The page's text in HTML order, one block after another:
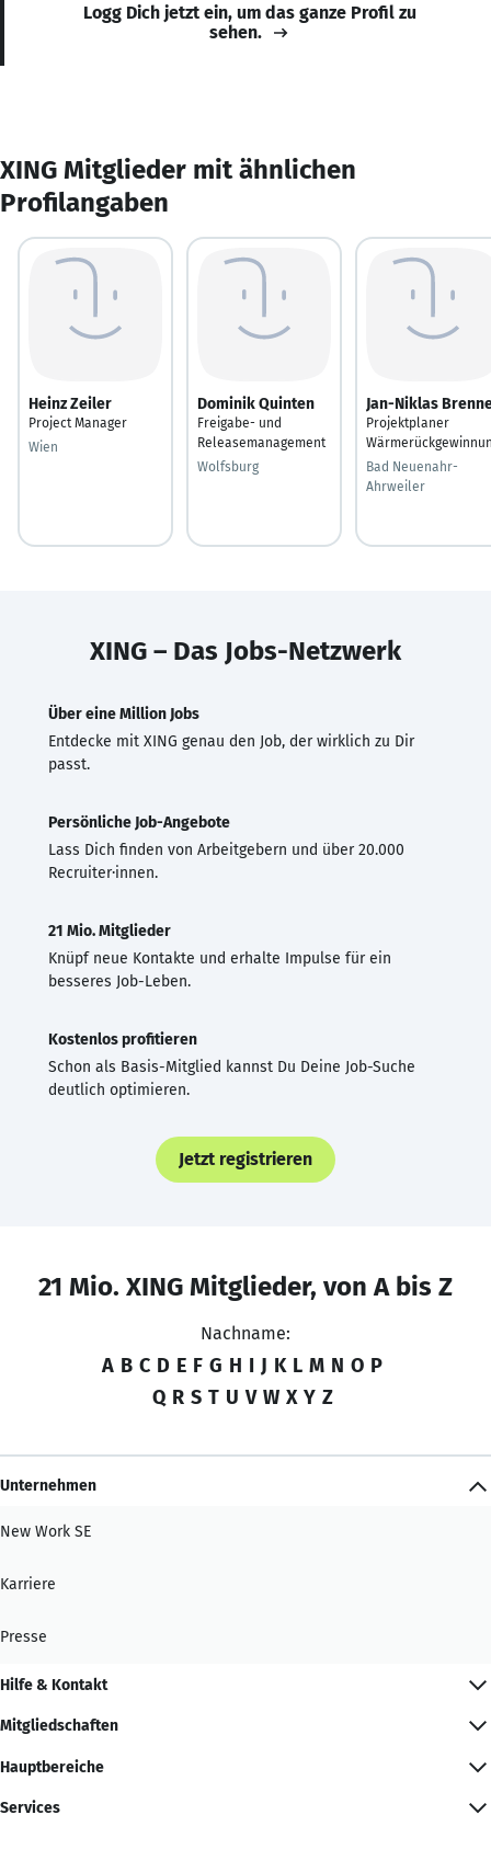
Logg Dich jetzt ein, um das ganze Profil zu
sehen.
XING Mitglieder mit ähnlichen
Profilangaben
Heinz Zeiler
Project Manager
Wien
Dominik Quinten
Freigabe- und
Releasemanagement
Wolfsburg
Jan-Niklas
Projektplaner
Bad Neuenahr-
Ahrweiler
XING – Das Jobs-Netzwerk
Über eine Million Jobs
Entdecke mit XING genau den Job, der wirklich zu Dir
passt.
Persönliche Job-Angebote
Lass Dich finden von Arbeitgebern und über 20.000
Recruiter·innen.
21 Mio. Mitglieder
Knüpf neue Kontakte und erhalte Impulse für ein
besseres Job-Leben.
Kostenlos profitieren
Schon als Basis-Mitglied kannst Du Deine Job-Suche
deutlich optimieren.
Jetzt registrieren
21 Mio. XING Mitglieder, von A bis Z
Nachname:
A B C D E F G H I J K L M N O P
Q R S T U V W X Y Z
Unternehmen
New Work SE
Karriere
Presse
Hilfe & Kontakt
Mitgliedschaften
Hauptbereiche
Services